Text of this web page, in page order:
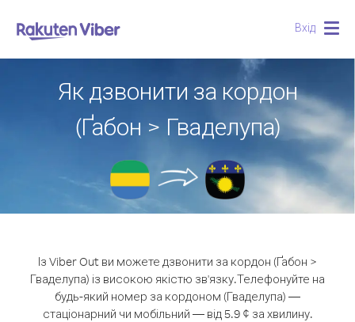
Вхід
Як дзвонити за кордон
(Ґабон > Гваделупа)
Із Viber Out ви можете дзвонити за кордон (Ґабон >
Гваделупа) із високою якістю зв'язку.Телефонуйте на
будь-який номер за кордоном (Гваделупа) —
стаціонарний чи мобільний — від 5.9 ¢ за хвилину.